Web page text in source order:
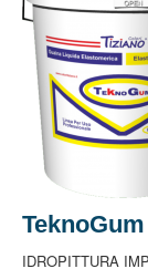
TeknoGum
IDROPITTURA